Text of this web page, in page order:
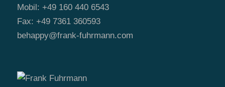
Mobil: +49 160 440 6543
Fax: +49 7361 360593
behappy@frank-fuhrmann.com